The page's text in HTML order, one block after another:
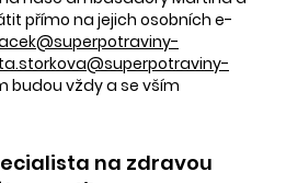
přímo na jejich osobních e-
budou vždy a se vším
na zdravou